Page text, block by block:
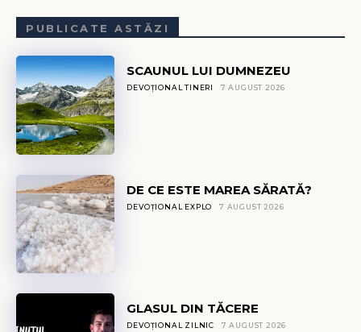
PUBLICATE ASTĂZI
SCAUNUL LUI DUMNEZEU
DEVOȚIONAL TINERI 7 AUGUST 2026
DE CE ESTE MAREA SĂRATĂ?
DEVOȚIONAL EXPLO 7 AUGUST 2026
GLASUL DIN TĂCERE
DEVOȚIONAL ZILNIC 7 AUGUST 2026